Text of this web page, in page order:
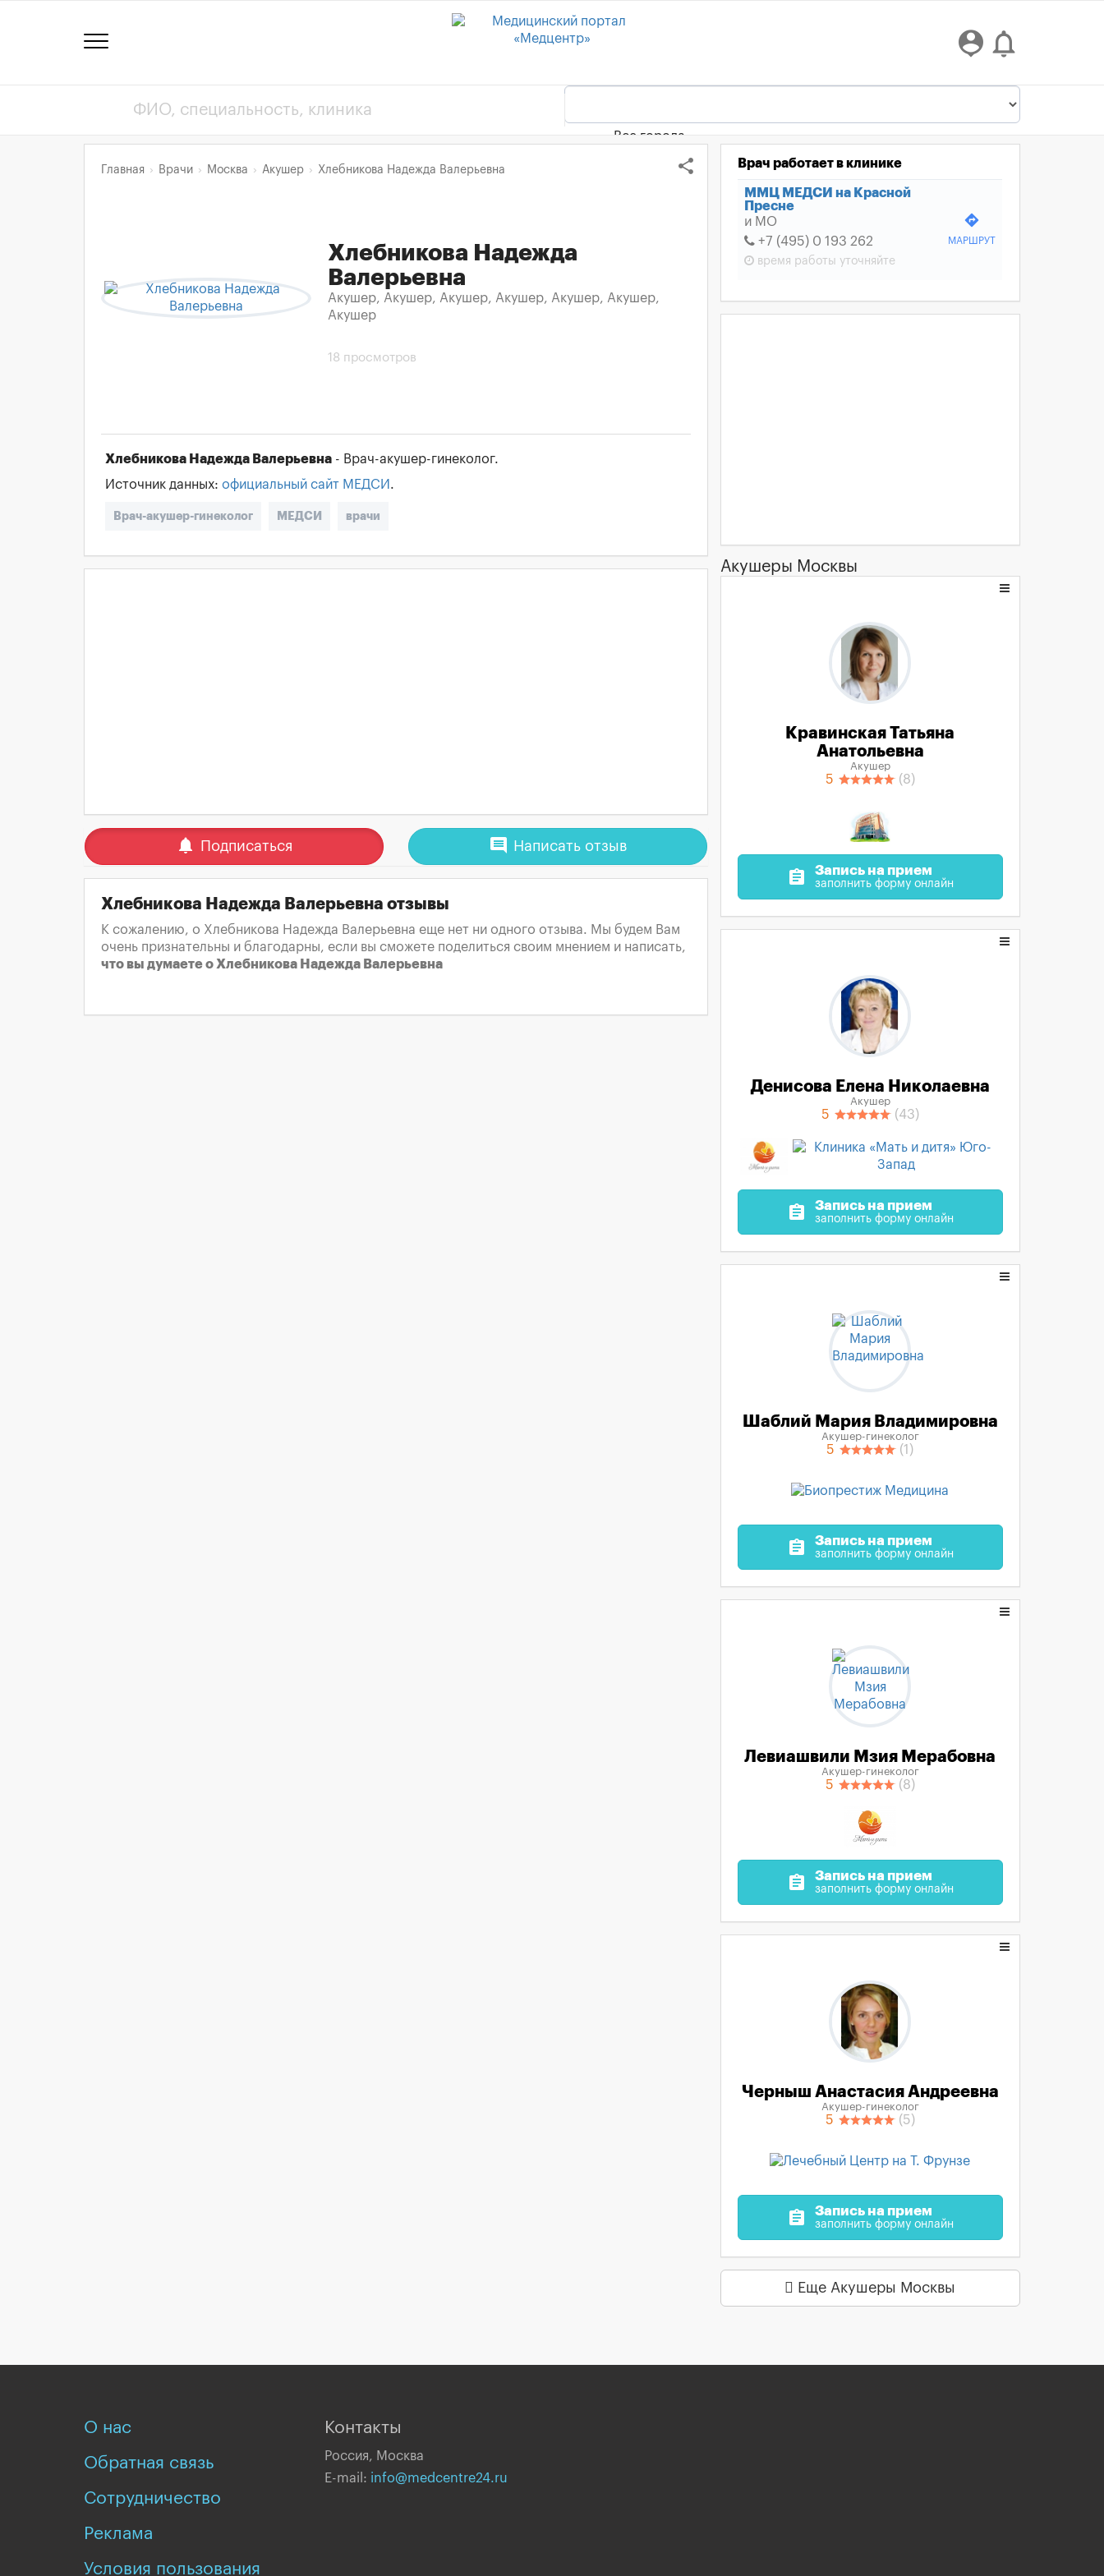
person_pin notifications_none
Все города
Главная Врачи Москва Акушер Хлебникова Надежда Валерьевна
Хлебникова Надежда
Валерьевна
Акушер, Акушер, Акушер, Акушер, Акушер, Акушер,
Акушер
18 просмотров
Хлебникова Надежда Валерьевна - Врач-акушер-гинеколог.
Источник данных: официальный сайт МЕДСИ .
Врач-акушер-гинеколог МЕДСИ врачи
notifications Подписаться comment Написать отзыв
share
Хлебникова Надежда Валерьевна отзывы
К сожалению, о Хлебникова Надежда Валерьевна еще нет ни одного отзыва. Мы будем Вам
очень признательны и благодарны, если вы сможете поделиться своим мнением и написать,
что вы думаете о Хлебникова Надежда Валерьевна
Врач работает в клинике
ММЦ МЕДСИ на Красной
Пресне
и МО
+7 (495) 0 193 262
время работы уточняйте
directions
МАРШРУТ
Акушеры Москвы
Кравинская Татьяна
Анатольевна
Акушер
5 (8)
assignment Запись на прием
заполнить форму онлайн
Денисова Елена Николаевна
Акушер
5 (43)
assignment Запись на прием
заполнить форму онлайн
Шаблий Мария Владимировна
Акушер-гинеколог
5 (1)
assignment Запись на прием
заполнить форму онлайн
Левиашвили Мзия Мерабовна
Акушер-гинеколог
5 (8)
assignment Запись на прием
заполнить форму онлайн
Черныш Анастасия Андреевна
Акушер-гинеколог
5 (5)
assignment Запись на прием
заполнить форму онлайн
Еще Акушеры Москвы
О нас
Обратная связь
Сотрудничество
Реклама
Условия пользования
Контакты
Россия, Москва
E-mail: info@medcentre24.ru